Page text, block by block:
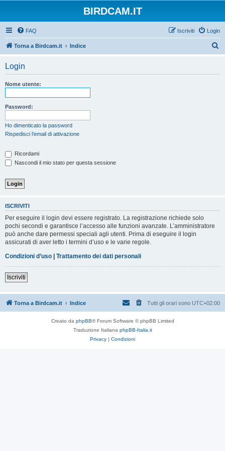
BIRDCAM.IT
FAQ Login
Iscriviti
Torna a Birdcam.it Indice
Login
Nome utente:
Password:
Ho dimenticato la password
Rispedisci l’email di attivazione
Ricordami
Nascondi il mio stato per questa sessione
ISCRIVITI
Per eseguire il login devi essere registrato. La registrazione richiede solo
pochi secondi e garantisce l’accesso alle funzioni avanzate. L’amministratore
può anche dare permessi speciali agli utenti. Prima di eseguire il login
assicurati di aver letto i termini d’uso e le varie regole.
Condizioni d’uso | Trattamento dei dati personali
Iscriviti
Torna a Birdcam.it Indice Tutti gli orari sono UTC+02:00
Creato da phpBB® Forum Software © phpBB Limited
Traduzione Italiana phpBB-Italia.it
Privacy | Condizioni